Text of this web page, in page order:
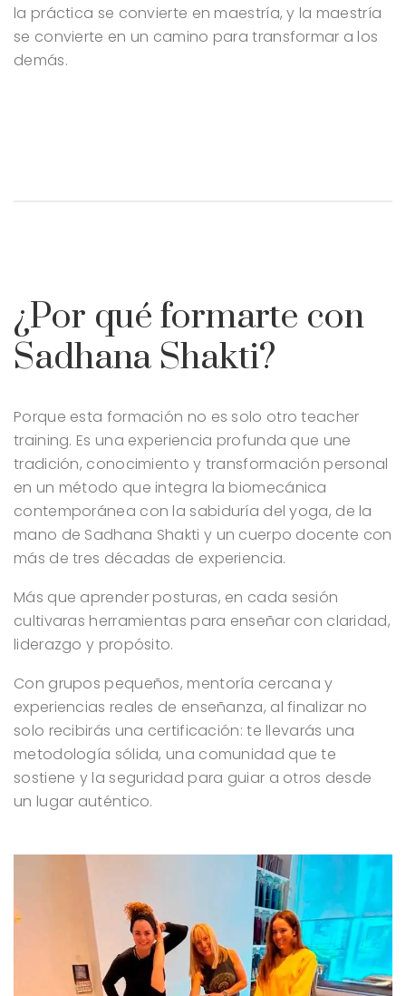
la práctica se convierte en maestría, y la maestría
se convierte en un camino para transformar a los
demás.
¿Por qué formarte con
Sadhana Shakti?
Porque esta formación no es solo otro teacher
training. Es una experiencia profunda que une
tradición, conocimiento y transformación personal
en un método que integra la biomecánica
contemporánea con la sabiduría del yoga, de la
mano de Sadhana Shakti y un cuerpo docente con
más de tres décadas de experiencia.
Más que aprender posturas, en cada sesión
cultivaras herramientas para enseñar con claridad,
liderazgo y propósito.
Con grupos pequeños, mentoría cercana y
experiencias reales de enseñanza, al finalizar no
solo recibirás una certificación: te llevarás una
metodología sólida, una comunidad que te
sostiene y la seguridad para guiar a otros desde
un lugar auténtico.